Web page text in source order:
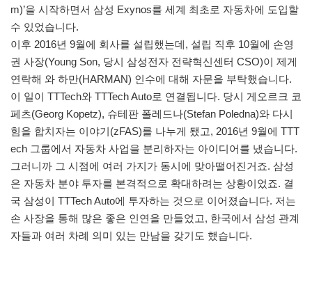
m)’을 시작하면서 삼성 Exynos를 세계 최초로 자동차에 도입할
수 있었습니다.
이후 2016년 9월에 회사를 설립했는데, 설립 직후 10월에 손영
권 사장(Young Son, 당시 삼성전자 전략혁신센터 CSO)이 제게
연락해 와 하만(HARMAN) 인수에 대해 자문을 부탁했습니다.
이 일이 TTTech와 TTTech Auto로 연결됩니다. 당시 게오르크 코
페츠(Georg Kopetz), 슈테판 폴레드나(Stefan Poledna)와 다시
힘을 합치자는 이야기(zFAS)를 나누게 됐고, 2016년 9월에 TTT
ech 그룹에서 자동차 사업을 분리하자는 아이디어를 냈습니다.
그러니까 그 시점에 여러 가지가 동시에 맞아떨어진거죠. 삼성
은 자동차 분야 투자를 본격적으로 확대하려는 상황이었죠. 결
국 삼성이 TTTech Auto에 투자하는 것으로 이어졌습니다. 저는
손 사장을 통해 많은 좋은 인연을 만들었고, 한국에서 삼성 관계
자들과 여러 차례 의미 있는 만남을 갖기도 했습니다.